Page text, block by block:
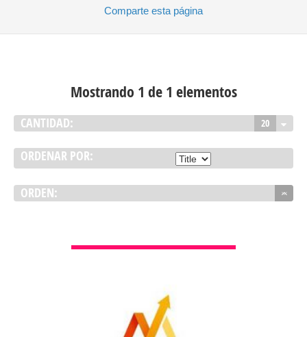
Comparte esta página
Mostrando 1 de 1 elementos
CANTIDAD: 20
ORDENAR POR:
ORDEN: